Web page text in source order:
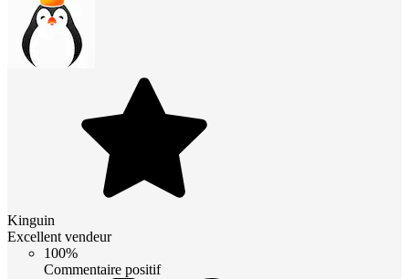
Kinguin
Excellent vendeur
100%
Commentaire positif